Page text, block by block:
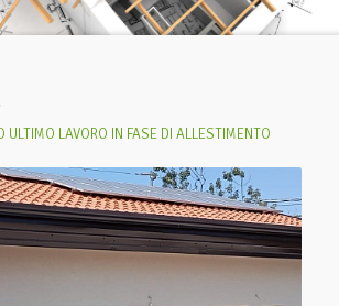
ULTIMO LAVORO IN FASE DI ALLESTIMENTO